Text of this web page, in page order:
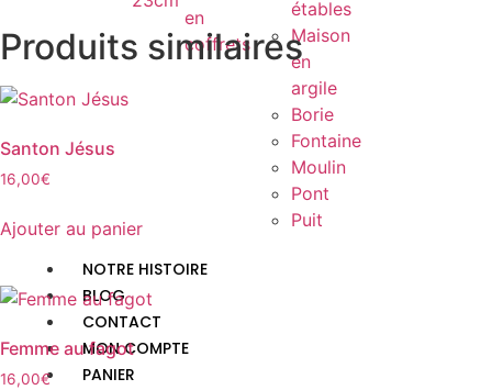
en
coffrets
étables
Maison
en
argile
Borie
Fontaine
Moulin
Pont
Puit
NOTRE HISTOIRE
BLOG
CONTACT
MON COMPTE
PANIER
Produits similaires
Santon Jésus
16,00€
Ajouter au panier
Femme au fagot
16,00€